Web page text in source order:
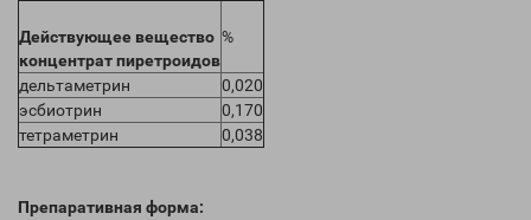
Действующее вещество
концентрат пиретроидов
%
дельтаметрин
0,020
эсбиотрин
0,170
тетраметрин
0,038
Препаративная форма: